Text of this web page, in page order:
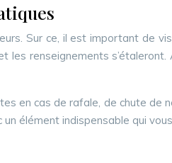
Sur ce, il est important de
les renseignements
en cas de rafale, de chute de
élément indispensable qui